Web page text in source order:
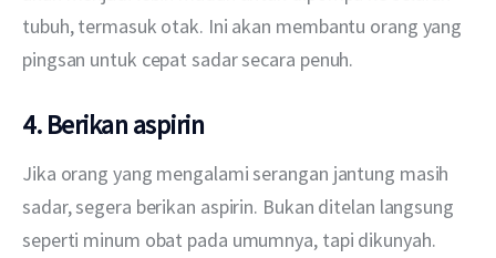
tubuh, termasuk otak. Ini akan membantu orang yang
pingsan untuk cepat sadar secara penuh.
4. Berikan aspirin
Jika orang yang mengalami serangan jantung masih
sadar, segera berikan aspirin. Bukan ditelan langsung
seperti minum obat pada umumnya, tapi dikunyah.